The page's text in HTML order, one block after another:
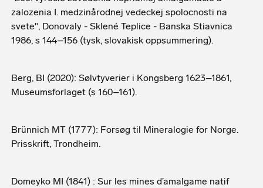
zalozenia I. medzinårodnej vedeckej spolocnosti na
svete", Donovaly - Sklené Teplice - Banska Stiavnica
1986, s 144–156 (tysk, slovakisk oppsummering).
Berg, BI (2020): Sølvtyverier i Kongsberg 1623–1861,
Museumsforlaget (s 160–161).
Brünnich MT (1777): Forsøg til Mineralogie for Norge.
Prisskrift, Trondheim.
Domeyko MI (1841) : Sur les mines d’amalgame natif